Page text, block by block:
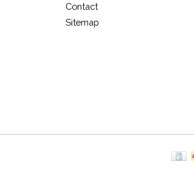
Contact
Sitemap